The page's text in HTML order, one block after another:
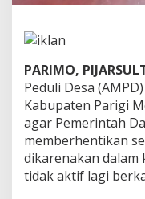
e
r
i
m
o
M
e
m
n
PARIMO,
Peduli Desa
Kabupaten Parigi
agar Pemerintah
memberhentikan
dikarenakan
tidak aktif lagi